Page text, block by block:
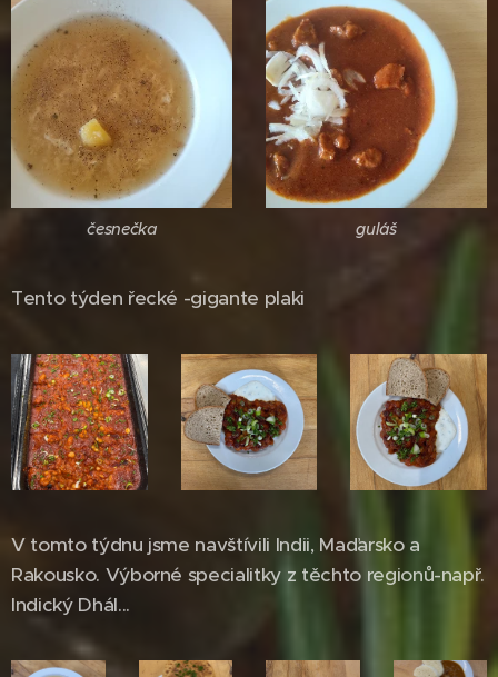
česnečka guláš
Tento týden řecké -gigante plaki
V tomto týdnu jsme navštívili Indii, Maďarsko a
Rakousko. Výborné specialitky z těchto regionů-např.
Indický Dhál...